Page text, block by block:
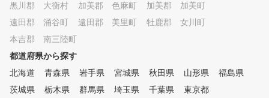
黒川郡 大衡村
加美郡 色麻町
加美郡 加美町
遠田郡 涌谷町
遠田郡 美里町
牡鹿郡 女川町
本吉郡 南三陸町
都道府県から探す
北海道
青森県 岩手県 宮城県 秋田県 山形県
福島県
茨城県
栃木県 群馬県 埼玉県 千葉県
東京都